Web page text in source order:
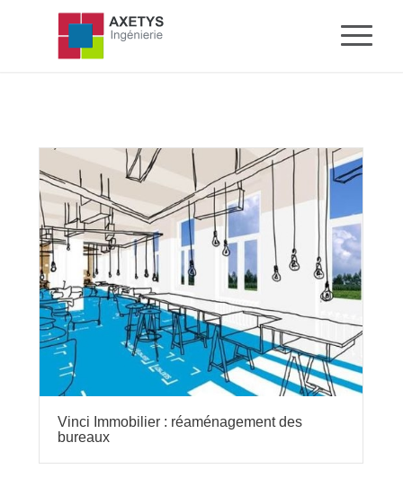
Vinci Immobilier : réaménagement des
bureaux